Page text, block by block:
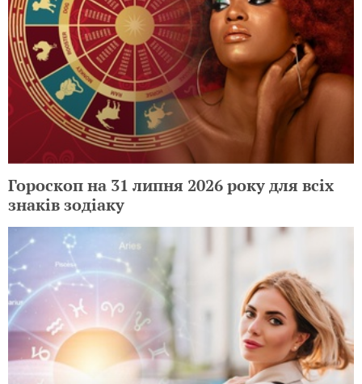
Гороскоп на 31 липня 2026 року для всіх
знаків зодіаку